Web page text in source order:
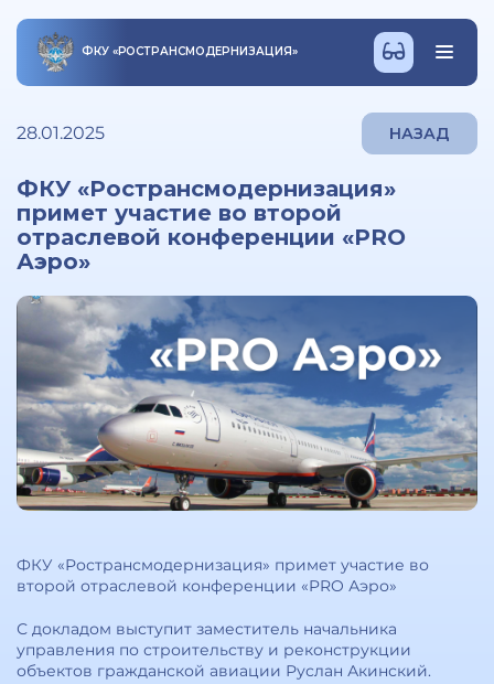
ФКУ «РОСТРАНСМОДЕРНИЗАЦИЯ»
28.01.2025 НАЗАД
ФКУ «Ространсмодернизация»
примет участие во второй
отраслевой конференции «PRO
Аэро»
ФКУ «Ространсмодернизация» примет участие во
второй отраслевой конференции «PRO Аэро»
С докладом выступит заместитель начальника
управления по строительству и реконструкции
объектов гражданской авиации Руслан Акинский.